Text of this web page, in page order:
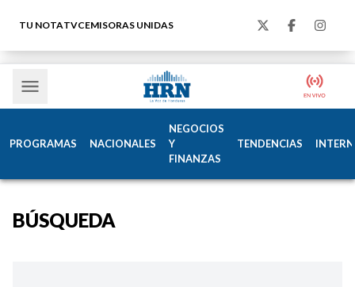
TU NOTATVCEMISORAS UNIDAS
PROGRAMAS NACIONALES
NEGOCIOS
Y
FINANZAS
TENDENCIAS
BÚSQUEDA